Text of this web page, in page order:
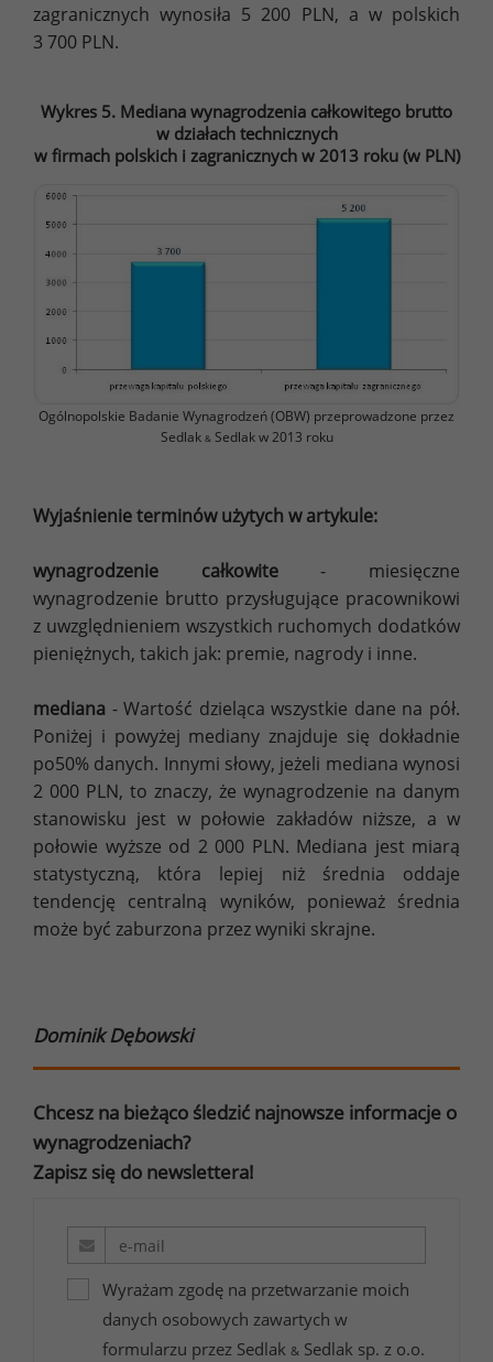
zagranicznych wynosiła 5 200 PLN, a w polskich
3 700 PLN.
Wykres 5. Mediana wynagrodzenia całkowitego brutto
w działach technicznych
w firmach polskich i zagranicznych w 2013 roku (w PLN)
Ogólnopolskie Badanie Wynagrodzeń (OBW) przeprowadzone przez
Sedlak &Sedlak w 2013 roku
Wyjaśnienie terminów użytych w artykule:
wynagrodzenie całkowite- miesięczne
wynagrodzenie brutto przysługujące pracownikowi
z uwzględnieniem wszystkich ruchomych dodatków
pieniężnych, takich jak: premie, nagrody i inne.
mediana - Wartość dzieląca wszystkie dane na pół.
Poniżej i powyżej mediany znajduje się dokładnie
po50% danych. Innymi słowy, jeżeli mediana wynosi
2 000 PLN, to znaczy, że wynagrodzenie na danym
stanowisku jest w połowie zakładów niższe, a w
połowie wyższe od 2 000 PLN. Mediana jest miarą
statystyczną, która lepiej niż średnia oddaje
tendencję centralną wyników, ponieważ średnia
może być zaburzona przez wyniki skrajne.
Dominik Dębowski
Chcesz na bieżąco śledzić najnowsze informacje o
wynagrodzeniach?
Zapisz się do newslettera!
Wyrażam zgodę na przetwarzanie moich
danych osobowych zawartych w
formularzu przez Sedlak & Sedlak sp. z o.o.